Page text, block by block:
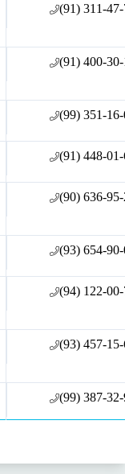
(91) 311-
(91) 400-
(99) 351-
(91) 448-
(90) 636-
(93) 654-
(94) 122-
(93) 457-
(99) 387-